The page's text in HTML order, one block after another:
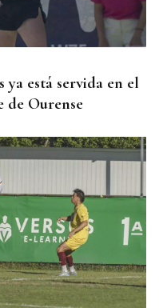
está servida en el
de Ourense